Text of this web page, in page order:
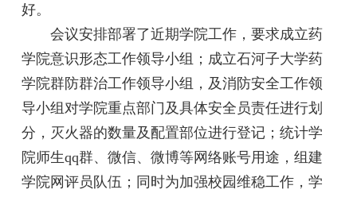
好。
会议安排部署了近期学院工作，要求成立药
学院意识形态工作领导小组；成立石河子大学药
学院群防群治工作领导小组，及消防安全工作领
导小组对学院重点部门及具体安全员责任进行划
分，灭火器的数量及配置部位进行登记；统计学
院师生qq群、微信、微博等网络账号用途，组建
学院网评员队伍；同时为加强校园维稳工作，学